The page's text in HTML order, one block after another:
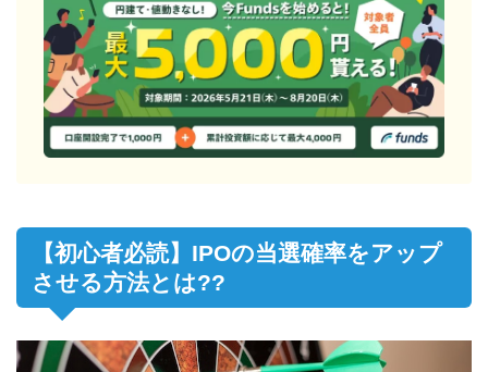
【初心者必読】IPOの当選確率をアップ
させる方法とは??